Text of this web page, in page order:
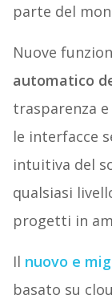
parte del
Nuove
automatico
trasparenza
le interfacce
intuitiva del
qualsiasi
progetti in
Il nuovo e
basato su